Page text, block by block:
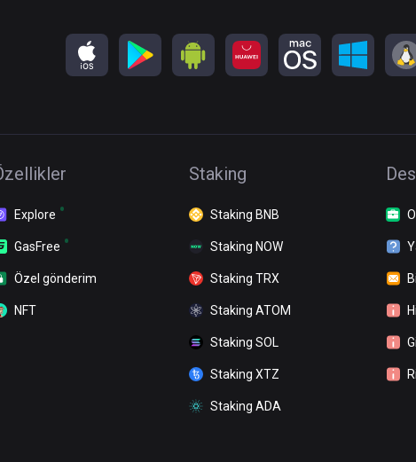
Explore
GasFree
Özel gönderim
NFT
Staking
Staking BNB
Staking NOW
Staking TRX
Staking ATOM
Staking SOL
Staking XTZ
Staking ADA